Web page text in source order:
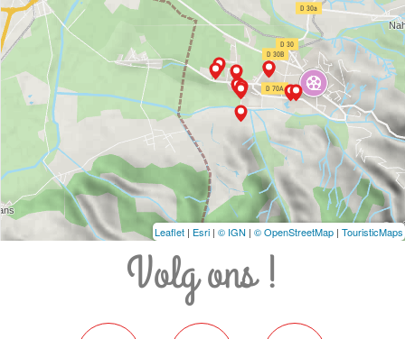
Leaflet | Esri | © IGN | © OpenStreetMap | TouristicMaps
Volg ons !